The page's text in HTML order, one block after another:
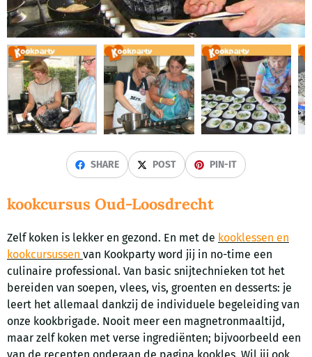
SHARE POST PIN-IT
kookcursus Oud-Loosdrecht
Zelf koken is lekker en gezond. En met de kooklessen en
kookcursussen van Kookparty word jij in no-time een
culinaire professional. Van basic snijtechnieken tot het
bereiden van soepen, vlees, vis, groenten en desserts: je
leert het allemaal dankzij de individuele begeleiding van
onze kookbrigade. Nooit meer een magnetronmaaltijd,
maar zelf koken met verse ingrediënten; bijvoorbeeld een